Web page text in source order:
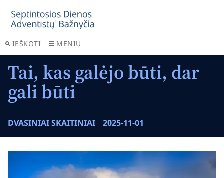
IEŠKOTI MENIU
Tai, kas galėjo būti, dar
gali būti
DVASINIAI SKAITINIAI 2025-11-01